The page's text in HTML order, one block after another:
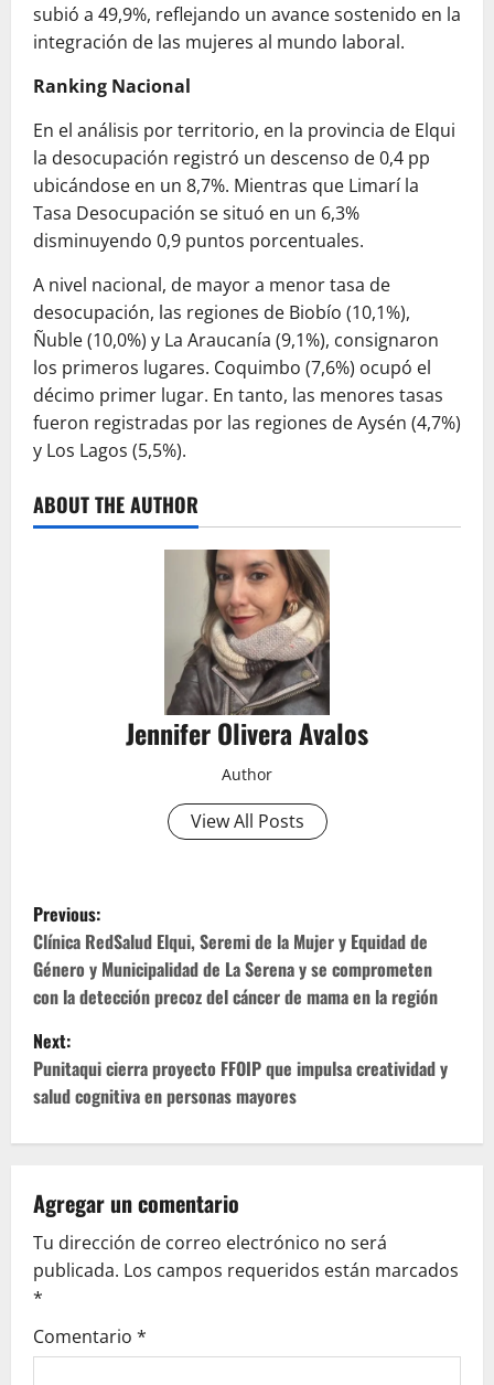
subió a 49,9%, reflejando un avance sostenido en la
integración de las mujeres al mundo laboral.
Ranking Nacional
En el análisis por territorio, en la provincia de Elqui
la desocupación registró un descenso de 0,4 pp
ubicándose en un 8,7%. Mientras que Limarí la
Tasa Desocupación se situó en un 6,3%
disminuyendo 0,9 puntos porcentuales.
A nivel nacional, de mayor a menor tasa de
desocupación, las regiones de Biobío (10,1%),
Ñuble (10,0%) y La Araucanía (9,1%), consignaron
los primeros lugares. Coquimbo (7,6%) ocupó el
décimo primer lugar. En tanto, las menores tasas
fueron registradas por las regiones de Aysén (4,7%)
y Los Lagos (5,5%).
ABOUT THE AUTHOR
Jennifer Olivera Avalos
Author
View All Posts
P
o
s
t
n
a
v
i
g
a
t
Previous:
Clínica RedSalud Elqui, Seremi de la Mujer y Equidad de
Género y Municipalidad de La Serena y se comprometen
con la detección precoz del cáncer de mama en la región
Next:
Punitaqui cierra proyecto FFOIP que impulsa creatividad y
salud cognitiva en personas mayores
Agregar un comentario
Tu dirección de correo electrónico no será
publicada. Los campos requeridos están marcados
*
Comentario *